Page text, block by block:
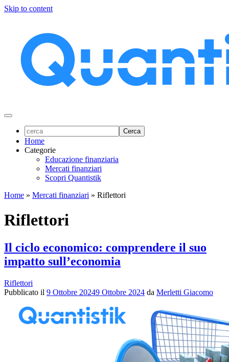
Skip to content
Home
Categorie
Educazione finanziaria
Mercati finanziari
Scopri Quantistik
Home » Mercati finanziari » Riflettori
Riflettori
Il ciclo economico: comprendere il suo
impatto sull’economia
Riflettori
Pubblicato il 9 Ottobre 20249 Ottobre 2024 da Merletti Giacomo